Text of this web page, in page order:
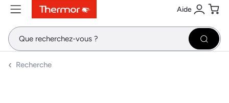
ContenuMenuRecherche Aide
Se
Recherche